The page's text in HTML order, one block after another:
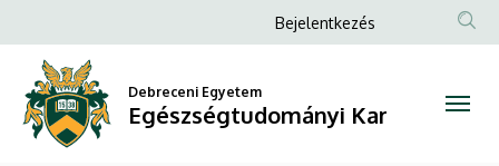
all
a
tartalomra
Anonim
menüje
Bejelentkezés
Debreceni Egyetem
Egészségtudományi Kar